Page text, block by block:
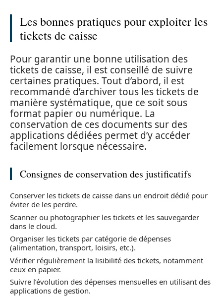
Les bonnes pratiques pour exploiter les
tickets de caisse
Pour garantir une bonne utilisation des
tickets de caisse, il est conseillé de suivre
certaines pratiques. Tout d’abord, il est
recommandé d’archiver tous les tickets de
manière systématique, que ce soit sous
format papier ou numérique. La
conservation de ces documents sur des
applications dédiées permet d’y accéder
facilement lorsque nécessaire.
Consignes de conservation des justificatifs
Conserver les tickets de caisse dans un endroit dédié pour
éviter de les perdre.
Scanner ou photographier les tickets et les sauvegarder
dans le cloud.
Organiser les tickets par catégorie de dépenses
(alimentation, transport, loisirs, etc.).
Vérifier régulièrement la lisibilité des tickets, notamment
ceux en papier.
Suivre l’évolution des dépenses mensuelles en utilisant des
applications de gestion.